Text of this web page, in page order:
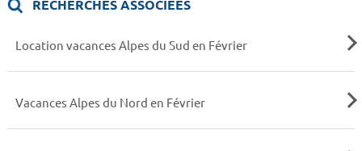
RECHERCHES ASSOCIÉES
Location vacances Alpes du Sud en Février
Vacances Alpes du Nord en Février